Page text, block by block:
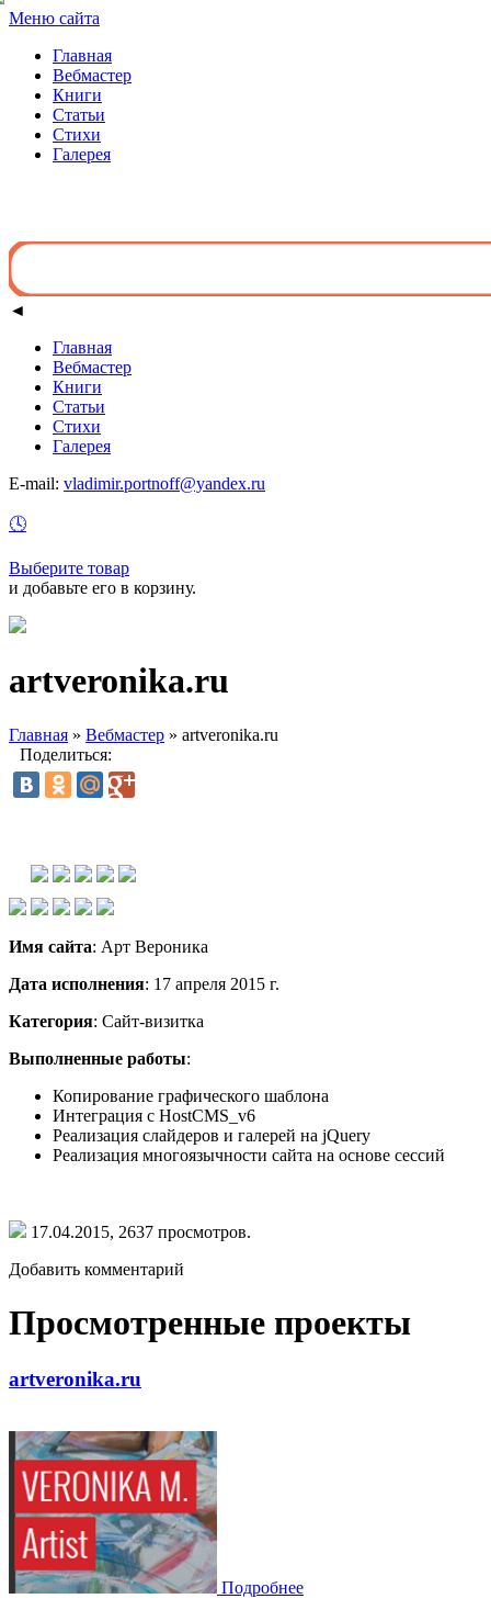
Меню сайта
Главная
Вебмастер
Книги
Статьи
Стихи
Галерея
◄
Главная
Вебмастер
Книги
Статьи
Стихи
Галерея
E-mail: vladimir.portnoff@yandex.ru
🕓
Выберите товар
и добавьте его в корзину.
artveronika.ru
Главная » Вебмастер » artveronika.ru
Поделиться:
Имя сайта: Арт Вероника
Дата исполнения: 17 апреля 2015 г.
Категория: Сайт-визитка
Выполненные работы:
Копирование графического шаблона
Интеграция с HostCMS_v6
Реализация слайдеров и галерей на jQuery
Реализация многоязычности сайта на основе сессий
17.04.2015, 2637 просмотров.
Добавить комментарий
Просмотренные проекты
artveronika.ru
Подробнее